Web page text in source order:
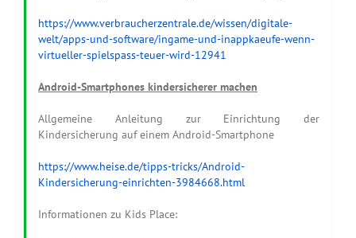
https://www.verbraucherzentrale.de/wissen/digitale-
welt/apps-und-software/ingame-und-inappkaeufe-wenn-
virtueller-spielspass-teuer-wird-12941
Android-Smartphones kindersicherer machen
Allgemeine Anleitung zur Einrichtung der
Kindersicherung auf einem Android-Smartphone
https://www.heise.de/tipps-tricks/Android-
Kindersicherung-einrichten-3984668.html
Informationen zu Kids Place: